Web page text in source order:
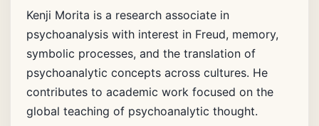
Kenji Morita is a research associate in
psychoanalysis with interest in Freud, memory,
symbolic processes, and the translation of
psychoanalytic concepts across cultures. He
contributes to academic work focused on the
global teaching of psychoanalytic thought.